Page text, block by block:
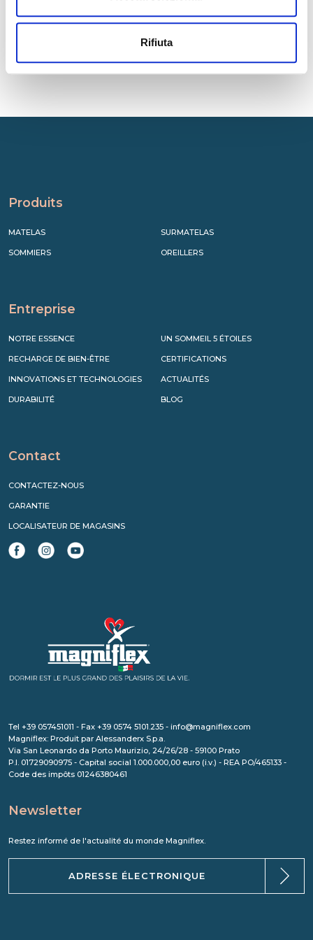
Rifiuta
Produits
MATELAS
SOMMIERS
SURMATELAS
OREILLERS
Entreprise
NOTRE ESSENCE
RECHARGE DE BIEN-ÊTRE
INNOVATIONS ET TECHNOLOGIES
DURABILITÉ
UN SOMMEIL 5 ÉTOILES
CERTIFICATIONS
ACTUALITÉS
BLOG
Contact
CONTACTEZ-NOUS
GARANTIE
LOCALISATEUR DE MAGASINS
Tel +39 057451011 - Fax +39 0574 5101.235 - info@magniflex.com
Magniflex: Produit par Alessanderx S.p.a.
Via San Leonardo da Porto Maurizio, 24/26/28 - 59100 Prato
P.I. 01729090975 - Capital social 1.000.000,00 euro (i.v.) - REA PO/465133 -
Code des impôts 01246380461
Newsletter
Restez informé de l'actualité du monde Magniflex.